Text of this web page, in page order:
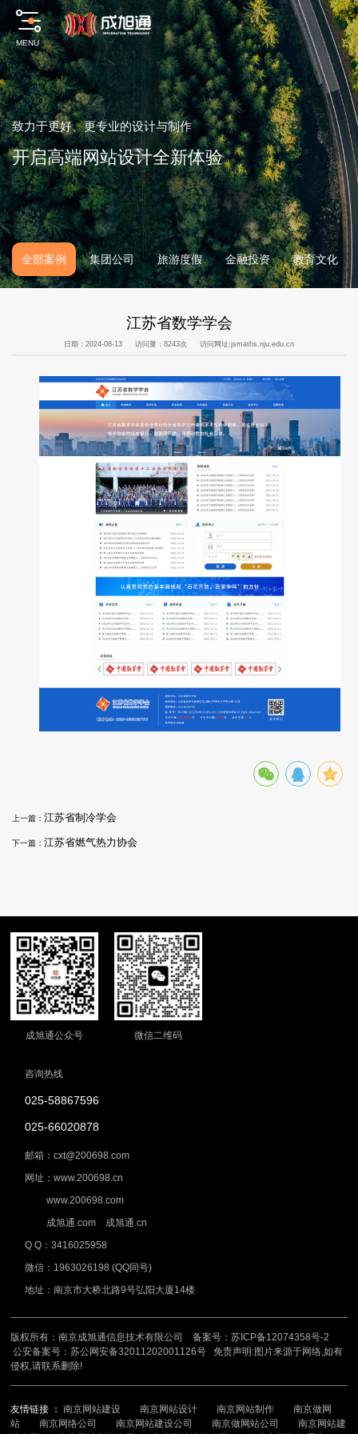
MENU
致力于更好、更专业的设计与制作
开启高端网站设计全新体验
全部案例 集团公司 旅游度假 金融投资 教育文化
江苏省数学学会
日期：2024-08-13 访问量：8243次 访问网址:jsmaths.nju.edu.cn
上一篇： 江苏省制冷学会
下一篇： 江苏省燃气热力协会
成旭通公众号 微信二维码
咨询热线
025-58867596
025-66020878
邮箱：cxt@200698.com
网址：www.200698.cn
www.200698.com
成旭通.com 成旭通.cn
Q Q：3416025958
微信：1963026198 (QQ同号)
地址：南京市大桥北路9号弘阳大厦14楼
版权所有：南京成旭通信息技术有限公司 备案号：苏ICP备12074358号-2
公安备案号：苏公网安备32011202001126号 免责声明:图片来源于网络,如有
侵权,请联系删除!
友情链接 ： 南京网站建设 南京网站设计 南京网站制作
南京做网
站
南京网络公司 南京网站建设公司 南京做网站公司
南京网站建